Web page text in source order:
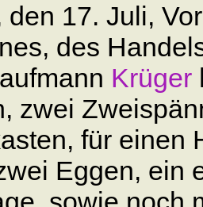
den 17. Juli,
des
Krüger
zwei
für einen
Eggen, ein